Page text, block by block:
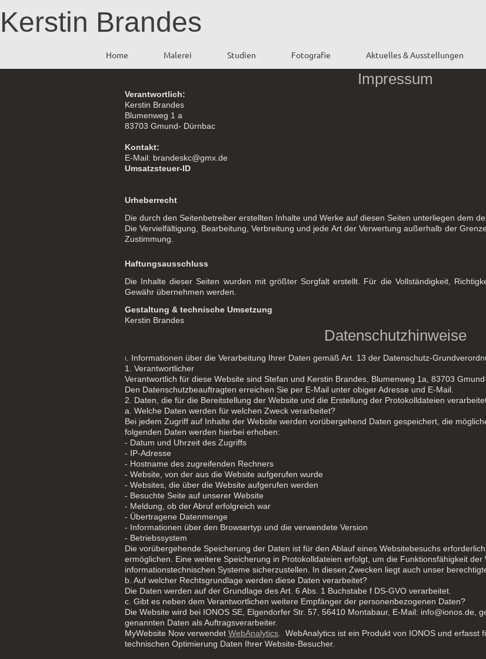
Kerstin Brandes
Home Malerei Studien Fotografie Aktuelles & Ausstellungen
Impressum
Verantwortlich:
Kerstin Brandes
Blumenweg 1 a
83703 Gmund- Dürnbac
Kontakt:
E-Mail: brandeskc@gmx.de
Umsatzsteuer-ID
Urheberrecht
Die durch den Seitenbetreiber erstellten Inhalte und Werke auf diesen Seiten unterliegen dem
Die Vervielfältigung, Bearbeitung, Verbreitung und jede Art der Verwertung außerhalb der
Zustimmung.
Haftungsausschluss
Die Inhalte dieser Seiten wurden mit größter Sorgfalt erstellt. Für die Vollständigkeit,
Gewähr übernehmen werden.
Gestaltung & technische Umsetzung
Kerstin Brandes
Datenschutzhinweise
. Informationen über die Verarbeitung Ihrer Daten gemäß Art. 13 der Datenschutz-
1. Verantwortlicher
Verantwortlich für diese Website sind Stefan und Kerstin Brandes, Blumenweg 1a, 83703
Den Datenschutzbeauftragten erreichen Sie per E-Mail unter obiger Adresse und E-Mail.
2. Daten, die für die Bereitstellung der Website und die Erstellung der Protokolldateien
a. Welche Daten werden für welchen Zweck verarbeitet?
Bei jedem Zugriff auf Inhalte der Website werden vorübergehend Daten gespeichert, die
folgenden Daten werden hierbei erhoben:
- Datum und Uhrzeit des Zugriffs
- IP-Adresse
- Hostname des zugreifenden Rechners
- Website, von der aus die Website aufgerufen wurde
- Websites, die über die Website aufgerufen werden
- Besuchte Seite auf unserer Website
- Meldung, ob der Abruf erfolgreich war
- Übertragene Datenmenge
- Informationen über den Browsertyp und die verwendete Version
- Betriebssystem
Die vorübergehende Speicherung der Daten ist für den Ablauf eines Websitebesuchs
ermöglichen. Eine weitere Speicherung in Protokolldateien erfolgt, um die Funktionsfähigkeit
informationstechnischen Systeme sicherzustellen. In diesen Zwecken liegt auch unser
b. Auf welcher Rechtsgrundlage werden diese Daten verarbeitet?
Die Daten werden auf der Grundlage des Art. 6 Abs. 1 Buchstabe f DS-GVO verarbeitet.
c. Gibt es neben dem Verantwortlichen weitere Empfänger der personenbezogenen Daten?
Die Website wird bei IONOS SE, Elgendorfer Str. 57, 56410 Montabaur, E-Mail: info@ionos.de,
genannten Daten als Auftragsverarbeiter.
MyWebsite Now verwendet WebAnalytics . WebAnalytics ist ein Produkt von IONOS und erfasst
technischen Optimierung Daten Ihrer Website-Besucher.